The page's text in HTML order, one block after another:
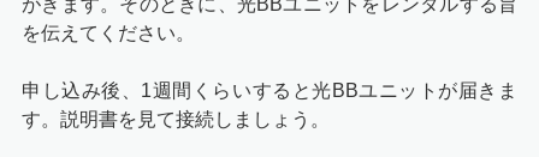
を伝えてください。
申し込み後、1週間くらいすると光BBユニットが届きま
す。説明書を見て接続しましょう。